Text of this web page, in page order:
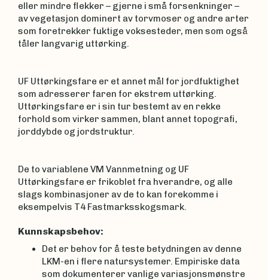
eller mindre flekker – gjerne i små forsenkninger –
av vegetasjon dominert av torvmoser og andre arter
som foretrekker fuktige voksesteder, men som også
tåler langvarig uttørking.
UF Uttørkingsfare er et annet mål for jordfuktighet
som adresserer faren for ekstrem uttørking.
Uttørkingsfare er i sin tur bestemt av en rekke
forhold som virker sammen, blant annet topografi,
jorddybde og jordstruktur.
De to variablene VM Vannmetning og UF
Uttørkingsfare er frikoblet fra hverandre, og alle
slags kombinasjoner av de to kan forekomme i
eksempelvis T4 Fastmarksskogsmark.
Kunnskapsbehov:
Det er behov for å teste betydningen av denne
LKM-en i flere natursystemer. Empiriske data
som dokumenterer vanlige variasjonsmønstre